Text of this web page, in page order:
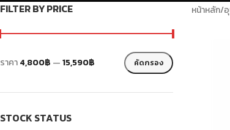
FILTER BY PRICE
คัดกรอง
ราคา4,800฿ —15,590฿
STOCK STATUS
หน้าหลัก/